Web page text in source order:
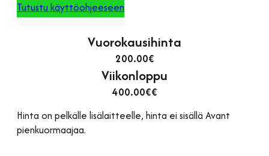
Tutustu käyttöohjeeseen
Vuorokausihinta
200.00€
Viikonloppu
400.00€€
Hinta on pelkälle lisälaitteelle, hinta ei sisällä Avant
pienkuormaajaa.